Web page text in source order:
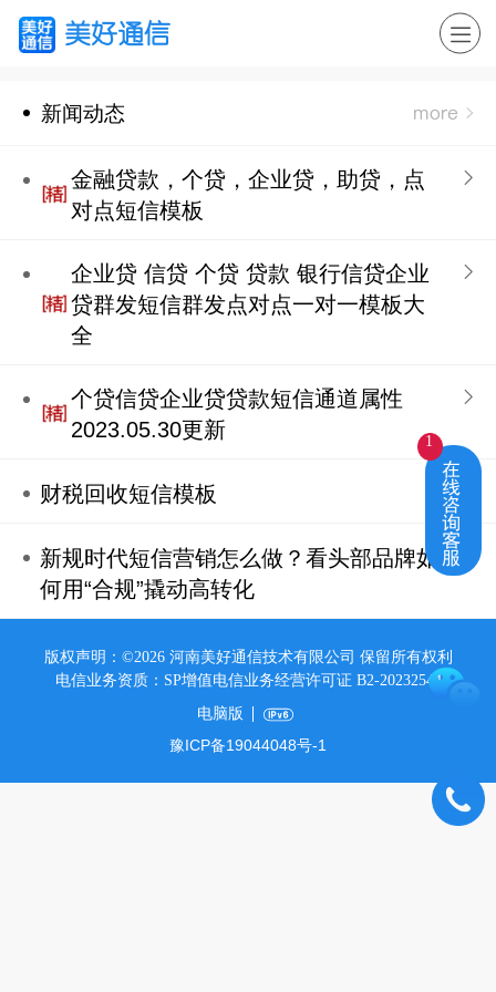
美好通信
新闻动态
金融贷款，个贷，企业贷，助贷，点
对点短信模板
企业贷 信贷 个贷 贷款 银行信贷企业
贷群发短信群发点对点一对一模板大
全
个贷信贷企业贷贷款短信通道属性
2023.05.30更新
财税回收短信模板
新规时代短信营销怎么做？看头部品牌如
何用“合规”撬动高转化
版权声明：©2026 河南美好通信技术有限公司 保留所有权利
电信业务资质：SP增值电信业务经营许可证 B2-20232544
电脑版
豫ICP备19044048号-1
在线咨询客服
1